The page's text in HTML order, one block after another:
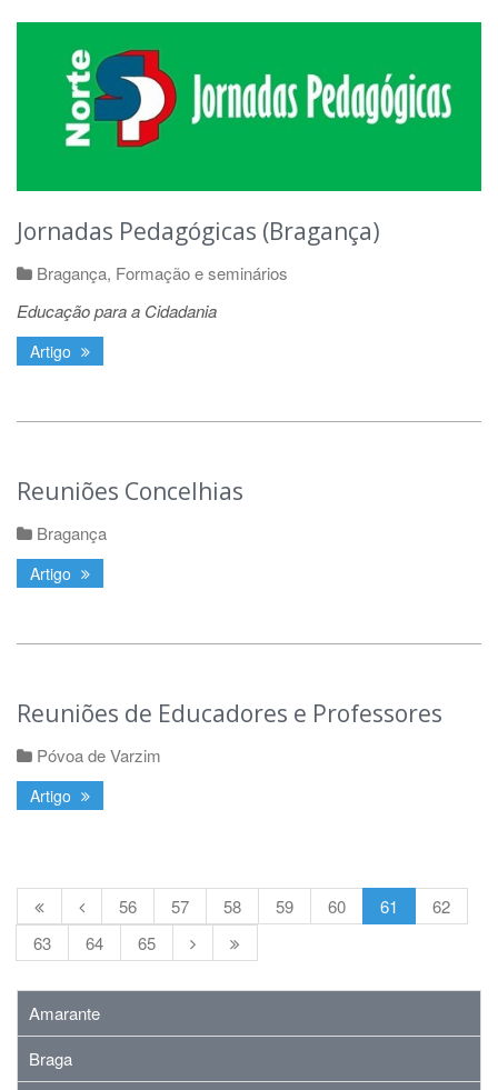
Jornadas Pedagógicas (Bragança)
Bragança, Formação e seminários
Educação para a Cidadania
Artigo
Reuniões Concelhias
Bragança
Artigo
Reuniões de Educadores e Professores
Póvoa de Varzim
Artigo
56 57 58 59 60 61
62
63
64 65
Amarante
Braga